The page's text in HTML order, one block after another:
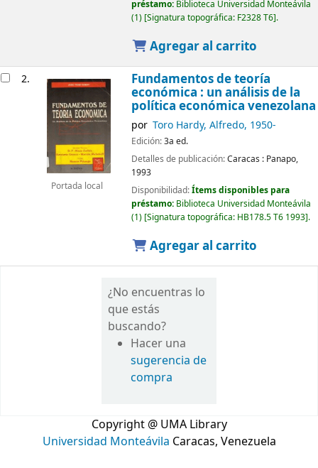
préstamo: Biblioteca Universidad Monteávila
(1) Signatura topográfica: F2328 T6 .
Agregar al carrito
2.
Portada local
Fundamentos de teoría
económica : un análisis de la
política económica venezolana
por Toro Hardy, Alfredo, 1950-
Edición:3a ed.
Detalles de publicación:Caracas : Panapo,
1993
Disponibilidad:Ítems disponibles para
préstamo: Biblioteca Universidad Monteávila
(1) Signatura topográfica: HB178.5 T6 1993 .
Agregar al carrito
¿No encuentras lo
que estás
buscando?
Hacer una
sugerencia de
compra
Copyright @ UMA Library
Universidad Monteávila Caracas, Venezuela